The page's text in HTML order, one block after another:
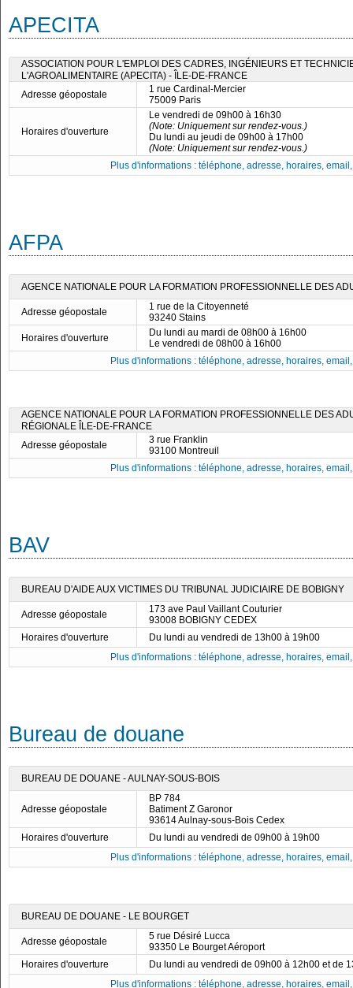
APECITA
ASSOCIATION POUR L'EMPLOI DES CADRES, INGÉNIEURS ET
L'AGROALIMENTAIRE (APECITA) - ÎLE-DE-FRANCE
Adresse géopostale
1 rue Cardinal-Mercier
75009 Paris
Horaires d'ouverture
Le vendredi de 09h00 à 16h30
(Note: Uniquement sur rendez-vous.)
Du lundi au jeudi de 09h00 à 17h00
(Note: Uniquement sur rendez-vous.)
Plus d'informations : téléphone, adresse, horaires,
AFPA
AGENCE NATIONALE POUR LA FORMATION PROFESSIONNELLE DES
Adresse géopostale
1 rue de la Citoyenneté
93240 Stains
Horaires d'ouverture
Du lundi au mardi de 08h00 à 16h00
Le vendredi de 08h00 à 16h00
Plus d'informations : téléphone, adresse, horaires,
AGENCE NATIONALE POUR LA FORMATION PROFESSIONNELLE DES
RÉGIONALE ÎLE-DE-FRANCE
Adresse géopostale
3 rue Franklin
93100 Montreuil
Plus d'informations : téléphone, adresse, horaires,
BAV
BUREAU D'AIDE AUX VICTIMES DU TRIBUNAL JUDICIAIRE DE BOBIGNY
Adresse géopostale
173 ave Paul Vaillant Couturier
93008 BOBIGNY CEDEX
Horaires d'ouverture
Du lundi au vendredi de 13h00 à 19h00
Plus d'informations : téléphone, adresse, horaires,
Bureau de douane
BUREAU DE DOUANE - AULNAY-SOUS-BOIS
Adresse géopostale
BP 784
Batiment Z Garonor
93614 Aulnay-sous-Bois Cedex
Horaires d'ouverture
Du lundi au vendredi de 09h00 à 19h00
Plus d'informations : téléphone, adresse, horaires,
BUREAU DE DOUANE - LE BOURGET
Adresse géopostale
5 rue Désiré Lucca
93350 Le Bourget Aéroport
Horaires d'ouverture
Du lundi au vendredi de 09h00 à 12h00 et de
Plus d'informations : téléphone, adresse, horaires,